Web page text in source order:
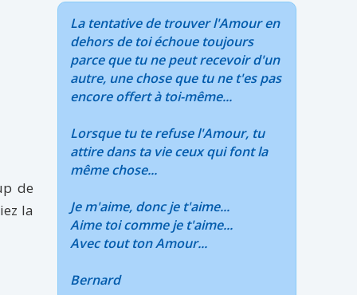
de
la
La tentative de trouver l'Amour en
dehors de toi échoue toujours
parce que tu ne peut recevoir d'un
autre, une chose que tu ne t'es pas
encore offert à toi-même...
Lorsque tu te refuse l'Amour, tu
attire dans ta vie ceux qui font la
même chose...
Je m'aime, donc je t'aime...
Aime toi comme je t'aime...
Avec tout ton Amour...
Bernard